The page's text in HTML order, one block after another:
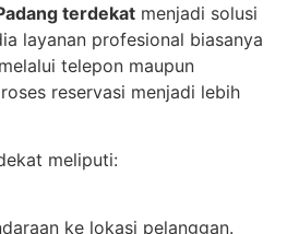
terdekat menjadi solusi
layanan profesional biasanya
telepon maupun
reservasi menjadi lebih
meliputi:
ke lokasi pelanggan.